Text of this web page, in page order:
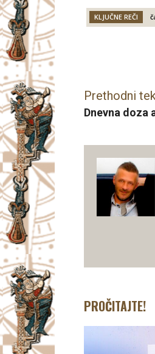
KLJUČNE REČI
Prethodni
Dnevna doza
PROČITAJTE!